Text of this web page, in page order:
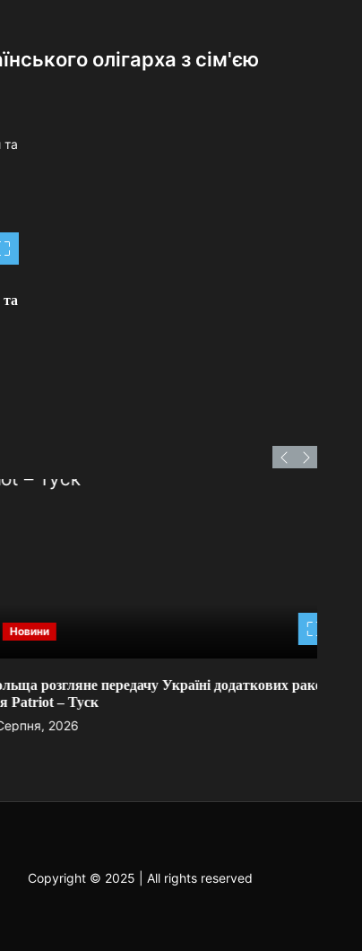
олігарха з сім'єю
розгляне передачу Україні додаткових ракет
– Туск
2026
Copyright © 2025 | All rights reserved